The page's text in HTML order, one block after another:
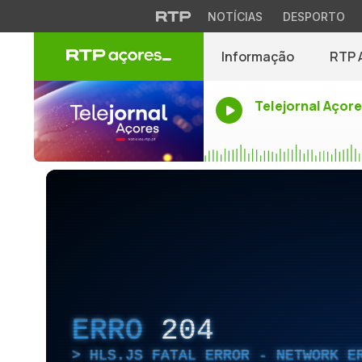
NOTÍCIAS DESPORTO
Informação RTP
Telejornal
ERRO 204
HLS.JS FATAL ERROR - NETWORK